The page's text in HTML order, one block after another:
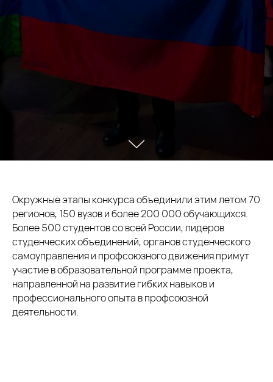
Окружные этапы конкурса объединили этим летом 70
регионов, 150 вузов и более 200 000 обучающихся.
Более 500 студентов со всей России, лидеров
студенческих объединений, органов студенческого
самоуправления и профсоюзного движения примут
участие в образовательной программе проекта,
направленной на развитие гибких навыков и
профессионального опыта в профсоюзной
деятельности.